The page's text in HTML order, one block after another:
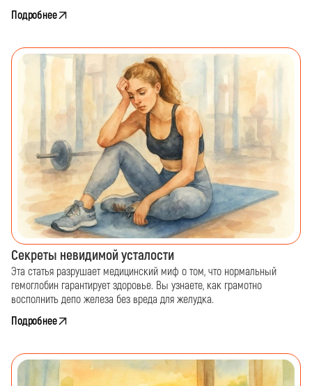
Подробнее
Секреты невидимой усталости
Эта статья разрушает медицинский миф о том, что нормальный
гемоглобин гарантирует здоровье. Вы узнаете, как грамотно
восполнить депо железа без вреда для желудка.
Подробнее